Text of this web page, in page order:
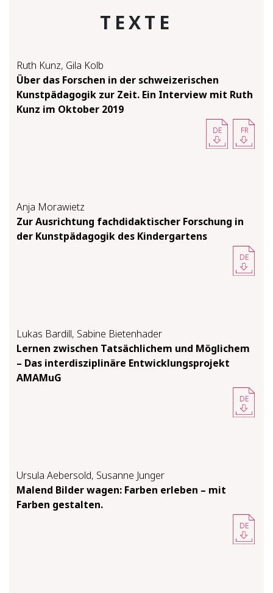
TEXTE
Ruth Kunz, Gila Kolb
Über das Forschen in der schweizerischen
Kunstpädagogik zur Zeit. Ein Interview mit Ruth
Kunz im Oktober 2019
DE FR
Anja Morawietz
Zur Ausrichtung fachdidaktischer Forschung in
der Kunstpädagogik des Kindergartens
DE
Lukas Bardill, Sabine Bietenhader
Lernen zwischen Tatsächlichem und Möglichem
– Das interdisziplinäre Entwicklungsprojekt
AMAMuG
DE
Ursula Aebersold, Susanne Junger
Malend Bilder wagen: Farben erleben – mit
Farben gestalten.
DE